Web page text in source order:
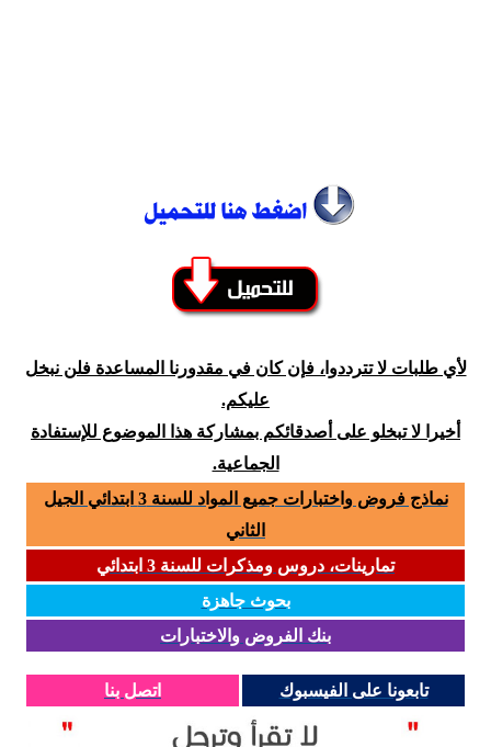
لأي طلبات لا تترددوا، فإن كان في مقدورنا المساعدة فلن نبخل
عليكم.
أخيرا لا تبخلو على أصدقائكم بمشاركة هذا الموضوع للإستفادة
الجماعية.
نماذج فروض واختبارات جميع المواد للسنة 3 ابتدائي الجيل
الثاني
تمارينات، دروس ومذكرات للسنة 3 ابتدائي
بحوث جاهزة
بنك الفروض والاختبارات
تابعونا على الفيسبوك اتصل بنا